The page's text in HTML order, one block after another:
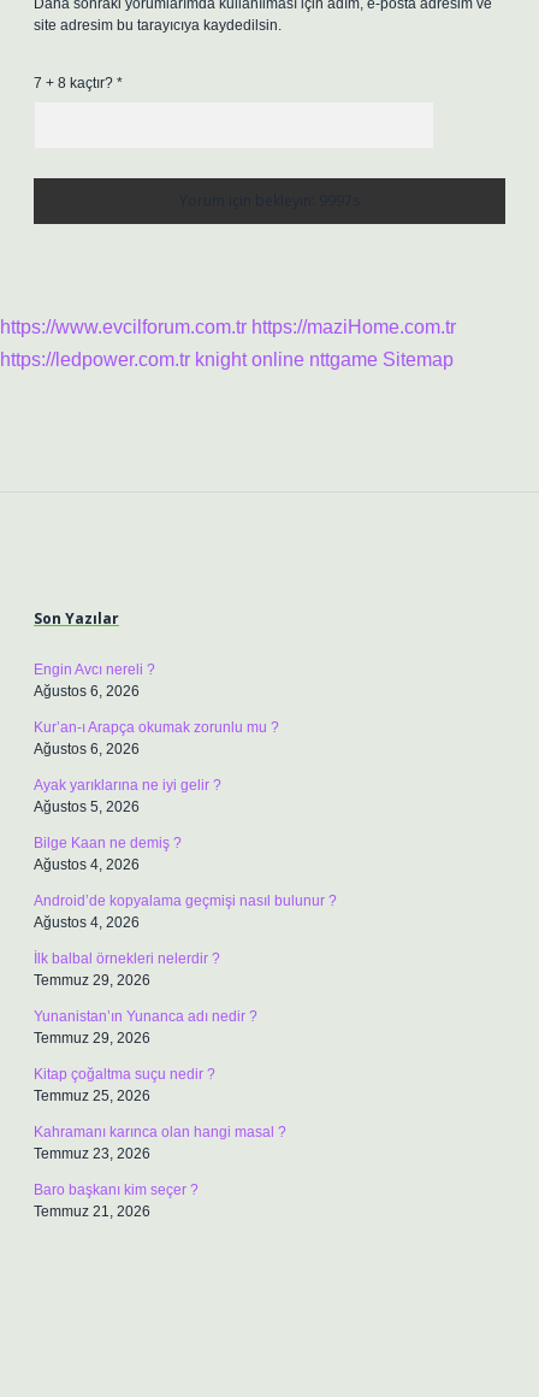
Daha sonraki yorumlarımda kullanılması için adım, e-posta adresim ve
site adresim bu tarayıcıya kaydedilsin.
7 + 8 kaçtır? *
https://www.evcilforum.com.tr https://maziHome.com.tr
https://ledpower.com.tr knight online nttgame Sitemap
Son Yazılar
Engin Avcı nereli ?
Ağustos 6, 2026
Kur’an-ı Arapça okumak zorunlu mu ?
Ağustos 6, 2026
Ayak yarıklarına ne iyi gelir ?
Ağustos 5, 2026
Bilge Kaan ne demiş ?
Ağustos 4, 2026
Android’de kopyalama geçmişi nasıl bulunur ?
Ağustos 4, 2026
İlk balbal örnekleri nelerdir ?
Temmuz 29, 2026
Yunanistan’ın Yunanca adı nedir ?
Temmuz 29, 2026
Kitap çoğaltma suçu nedir ?
Temmuz 25, 2026
Kahramanı karınca olan hangi masal ?
Temmuz 23, 2026
Baro başkanı kim seçer ?
Temmuz 21, 2026